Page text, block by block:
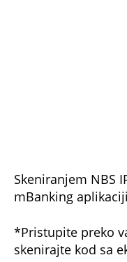
potpuno
odlazak
Veliko